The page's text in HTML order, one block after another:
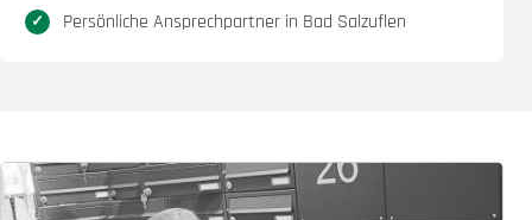
Persönliche Ansprechpartner in Bad Salzuflen